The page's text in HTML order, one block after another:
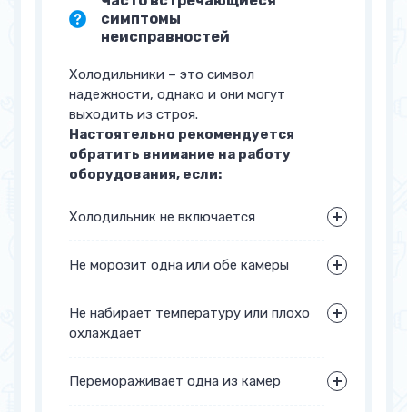
симптомы
неисправностей
Холодильники – это символ
надежности, однако и они могут
выходить из строя.
Настоятельно рекомендуется
обратить внимание на работу
оборудования, если:
Холодильник не включается
Не морозит одна или обе камеры
Не набирает температуру или плохо
охлаждает
Перемораживает одна из камер